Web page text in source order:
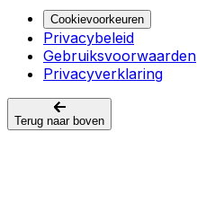
Cookievoorkeuren
Privacybeleid
Gebruiksvoorwaarden
Privacyverklaring
Terug naar boven